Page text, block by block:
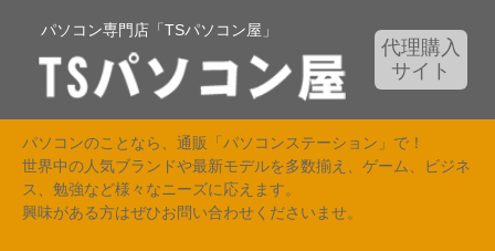
パソコン専門店「TSパソコン屋」
代理購入
サイト
パソコンのことなら、通販「パソコンステーション」で！
世界中の人気ブランドや最新モデルを多数揃え、ゲーム、ビジネ
ス、勉強など様々なニーズに応えます。
興味がある方はぜひお問い合わせくださいませ。